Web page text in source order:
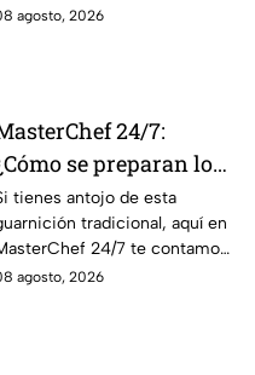
9 de agosto, y
agosto, 2026
24/7:
se preparan los
puercos estilo
tienes antojo de esta
tradicional, aquí en
24/7 te contamos
receta.
agosto, 2026